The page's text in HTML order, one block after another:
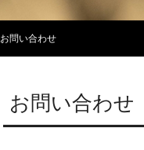
お問い合わせ
お問い合わせ